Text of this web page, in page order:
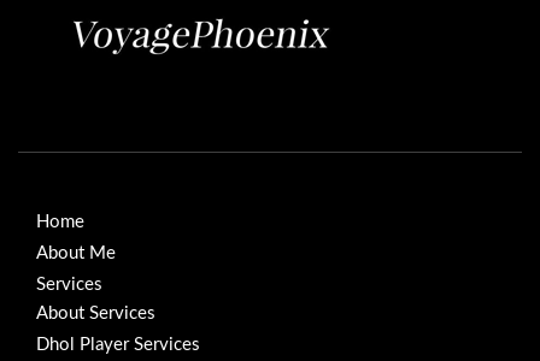
Home
About Me
Services
About Services
Dhol Player Services